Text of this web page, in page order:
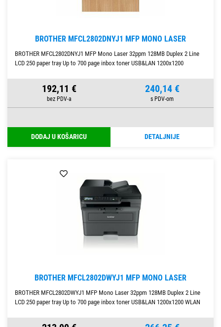
BROTHER MFCL2802DNYJ1 MFP MONO LASER
BROTHER MFCL2802DNYJ1 MFP Mono Laser 32ppm 128MB Duplex 2 Line
LCD 250 paper tray Up to 700 page inbox toner USB&LAN 1200x1200
192,11 € 240,14 €
DODAJ U KOŠARICU DETALJNIJE
BROTHER MFCL2802DWYJ1 MFP MONO LASER
BROTHER MFCL2802DWYJ1 MFP Mono Laser 32ppm 128MB Duplex 2 Line
LCD 250 paper tray Up to 700 page inbox toner USB&LAN 1200x1200 WLAN